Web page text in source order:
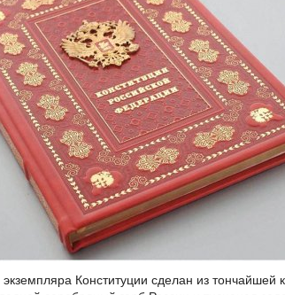
Конституции сделан из тончайшей